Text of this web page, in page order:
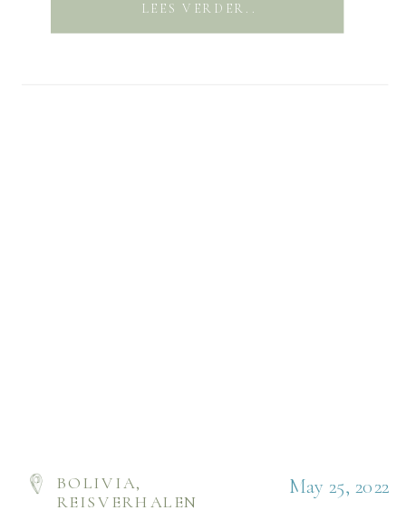
LEES VERDER..
BOLIVIA,
REISVERHALEN
May 25, 2022